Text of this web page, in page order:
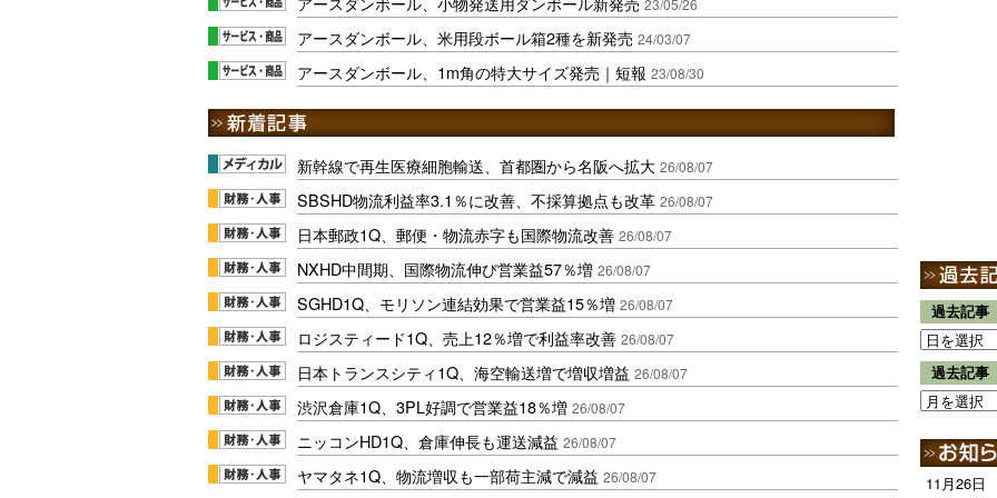
23/05/26
アースダンボール、米用段ボール箱2種を新発売 24/03/07
アースダンボール、1m角の特大サイズ発売｜短報 23/08/30
新幹線で再生医療細胞輸送、首都圏から名阪へ拡大 26/08/07
SBSHD物流利益率3.1％に改善、不採算拠点も改革 26/08/07
日本郵政1Q、郵便・物流赤字も国際物流改善 26/08/07
NXHD中間期、国際物流伸び営業益57％増 26/08/07
SGHD1Q、モリソン連結効果で営業益15％増 26/08/07
ロジスティード1Q、売上12％増で利益率改善 26/08/07
日本トランスシティ1Q、海空輸送増で増収増益 26/08/07
渋沢倉庫1Q、3PL好調で営業益18％増 26/08/07
ニッコンHD1Q、倉庫伸長も運送減益 26/08/07
ヤマタネ1Q、物流増収も一部荷主減で減益 26/08/07
過去記事
過去記事
11月26日